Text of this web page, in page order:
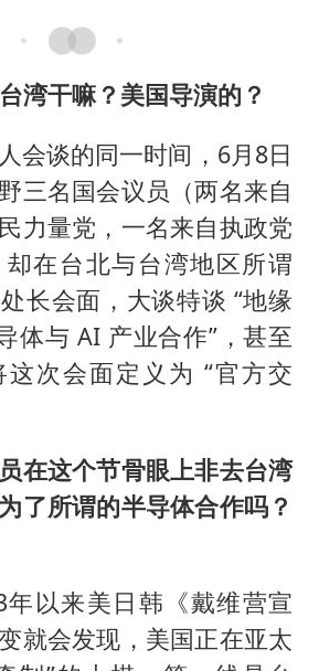
湾干嘛？美国导演的？
会谈的同一时间，6月8日
三名国会议员（两名来自
力量党，一名来自执政党
在台北与台湾地区所谓
长会面，大谈特谈 “地缘
体与 AI 产业合作”，甚至
次会面定义为 “官方交
在这个节骨眼上非去台湾
了所谓的半导体合作吗？
年以来美日韩《戴维营宣
就会发现，美国正在亚太